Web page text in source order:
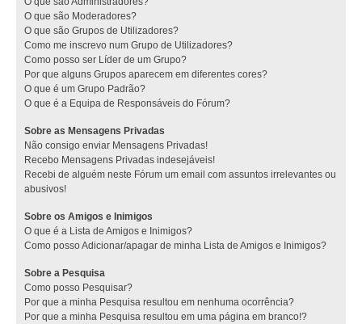
O que são Moderadores?
O que são Grupos de Utilizadores?
Como me inscrevo num Grupo de Utilizadores?
Como posso ser Líder de um Grupo?
Por que alguns Grupos aparecem em diferentes cores?
O que é um Grupo Padrão?
O que é a Equipa de Responsáveis do Fórum?
Sobre as Mensagens Privadas
Não consigo enviar Mensagens Privadas!
Recebo Mensagens Privadas indesejáveis!
Recebi de alguém neste Fórum um email com assuntos irrelevantes ou
abusivos!
Sobre os Amigos e Inimigos
O que é a Lista de Amigos e Inimigos?
Como posso Adicionar/apagar de minha Lista de Amigos e Inimigos?
Sobre a Pesquisa
Como posso Pesquisar?
Por que a minha Pesquisa resultou em nenhuma ocorrência?
Por que a minha Pesquisa resultou em uma página em branco!?